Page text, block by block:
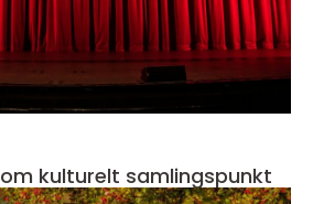
kulturelt samlingspunkt